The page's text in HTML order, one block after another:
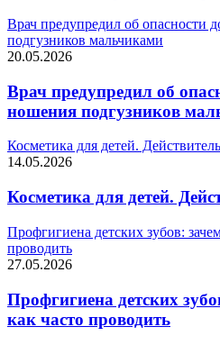
Врач предупредил об опасности
подгузников мальчиками
20.05.2026
Врач предупредил об
ношения подгузников
Косметика для детей.
14.05.2026
Косметика для детей.
Профгигиена детских зубов:
проводить
27.05.2026
Профгигиена детских
как часто проводить